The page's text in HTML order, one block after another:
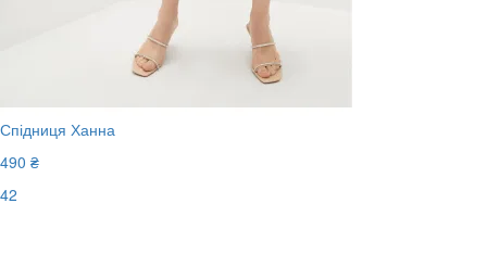
Спідниця Ханна
490 ₴
42